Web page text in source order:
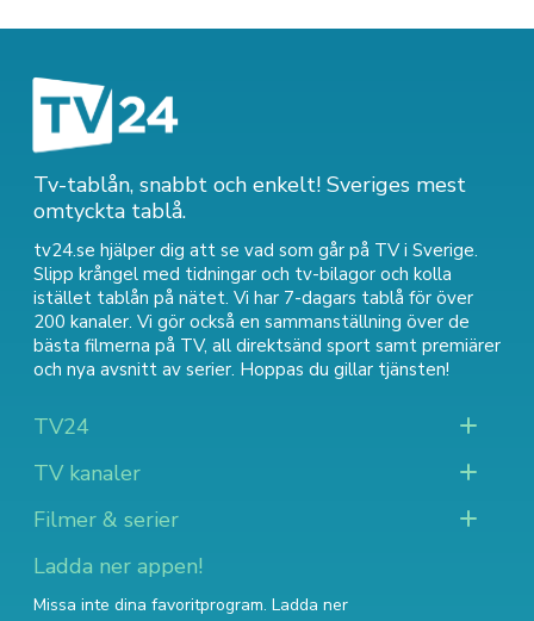
Tv-tablån, snabbt och enkelt! Sveriges mest
omtyckta tablå.
tv24.se hjälper dig att se vad som går på TV i Sverige.
Slipp krångel med tidningar och tv-bilagor och kolla
istället tablån på nätet. Vi har 7-dagars tablå för över
200 kanaler. Vi gör också en sammanställning över de
bästa filmerna på TV, all direktsänd sport samt premiärer
och nya avsnitt av serier. Hoppas du gillar tjänsten!
TV24
TV kanaler
Filmer & serier
Ladda ner appen!
Missa inte dina favoritprogram. Ladda ner